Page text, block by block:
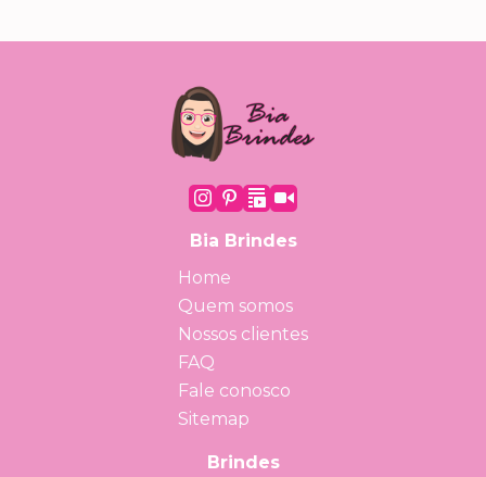
Bia Brindes
Home
Quem somos
Nossos clientes
FAQ
Fale conosco
Sitemap
Brindes